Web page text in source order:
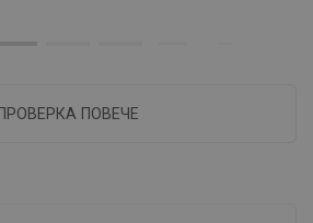
ПРОВЕРКА ПОВЕЧЕ